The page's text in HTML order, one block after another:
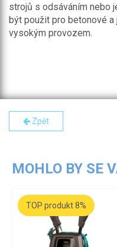
strojů s odsáváním nebo
být použit pro betonové
vysokým provozem.
Zpět
MOHLO BY SE
TOP produkt 8%